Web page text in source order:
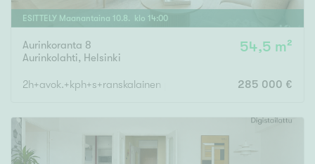
ESITTELY Maanantaina 10.8. klo 14:00
Aurinkoranta 8
Aurinkolahti, Helsinki
54,5 m²
2h+avok.+kph+s+ranskalainen parv. 285 000 €